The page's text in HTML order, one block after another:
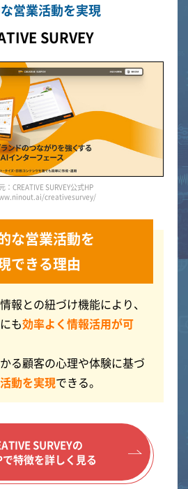
営業活動を実現
SURVEY
：CREATIVE SURVEY公式HP
creativesurvey/
な営業活動を
できる理由
報との紐づけ機能により、
も効率よく情報活用が可
る顧客の心理や体験に基づ
動を実現できる。
SURVEYの
特徴を詳しく見る